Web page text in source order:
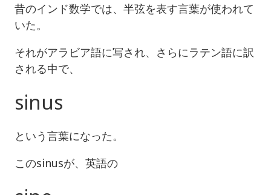
昔のインド数学では、半弦を表す言葉が使われて
いた。
それがアラビア語に写され、さらにラテン語に訳
される中で、
sinus
という言葉になった。
このsinusが、英語の